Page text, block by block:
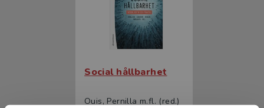
Social hållbarhet
Ouis, Pernilla m.fl. (red.)